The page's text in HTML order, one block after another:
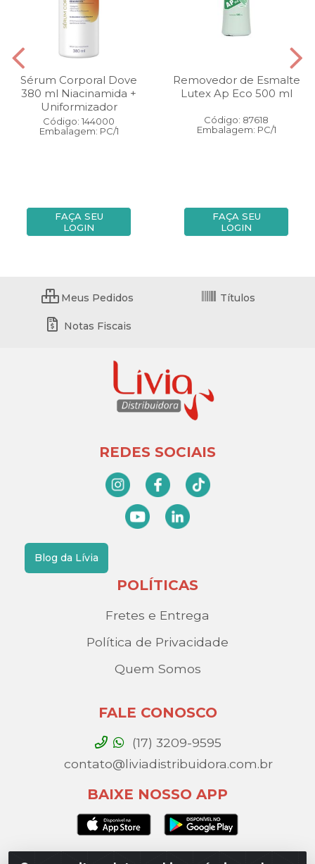
Sérum Corporal Dove
380 ml Niacinamida +
Uniformizador
Código: 144000
Embalagem: PC/1
FAÇA SEU
LOGIN
Removedor de Esmalte
Lutex Ap Eco 500 ml
Código: 87618
Embalagem: PC/1
FAÇA SEU
LOGIN
Meus Pedidos Títulos
Notas Fiscais
REDES SOCIAIS
Blog da Lívia
POLÍTICAS
Fretes e Entrega
Política de Privacidade
Quem Somos
FALE CONOSCO
(17) 3209-9595
contato@liviadistribuidora.com.br
BAIXE NOSSO APP